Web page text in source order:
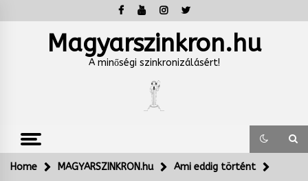
to
Magyarszinkron.hu
A minőségi szinkronizálásért!
Home MAGYARSZINKRON.hu Ami eddig történt